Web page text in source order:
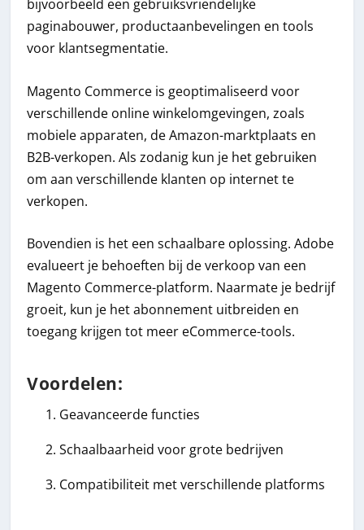
bijvoorbeeld een gebruiksvriendelijke
paginabouwer, productaanbevelingen en tools
voor klantsegmentatie.
Magento Commerce is geoptimaliseerd voor
verschillende online winkelomgevingen, zoals
mobiele apparaten, de Amazon-marktplaats en
B2B-verkopen. Als zodanig kun je het gebruiken
om aan verschillende klanten op internet te
verkopen.
Bovendien is het een schaalbare oplossing. Adobe
evalueert je behoeften bij de verkoop van een
Magento Commerce-platform. Naarmate je bedrijf
groeit, kun je het abonnement uitbreiden en
toegang krijgen tot meer eCommerce-tools.
Voordelen:
Geavanceerde functies
Schaalbaarheid voor grote bedrijven
Compatibiliteit met verschillende platforms